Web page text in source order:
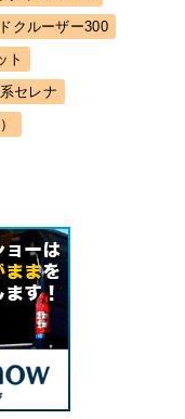
クルーザー300
ト
セレナ